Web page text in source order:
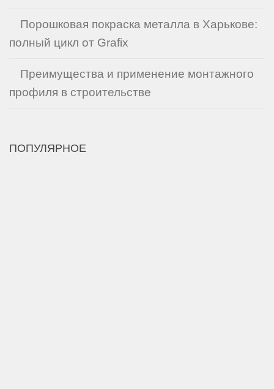
Порошковая покраска металла в Харькове:
полный цикл от Grafix
Преимущества и применение монтажного
профиля в строительстве
ПОПУЛЯРНОЕ